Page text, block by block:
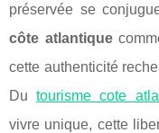
préservée se
côte atlantique
cette authenticité
Dutourisme cote
vivre unique, cette